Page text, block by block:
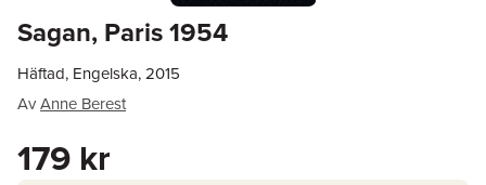
Sagan, Paris 1954
Häftad, Engelska, 2015
AvAnne Berest
179 kr